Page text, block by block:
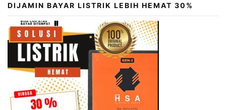
DIJAMIN BAYAR LISTRIK LEBIH HEMAT 30%